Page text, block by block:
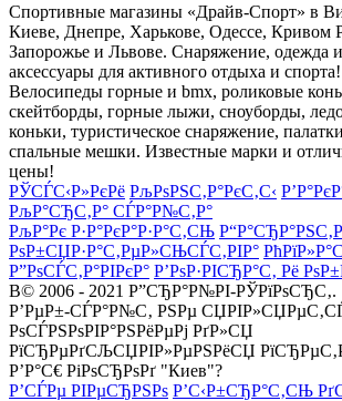
Спортивные магазины «Драйв-Спорт» в
Киеве, Днепре, Харькове, Одессе, Кривом
Запорожье и Львове. Снаряжение, одежда и
аксессуары для активного отдыха и спорта!
Велосипеды горные и bmx, роликовые
скейтборды, горные лыжи, сноуборды,
коньки, туристическое снаряжение,
спальные мешки. Известные марки и
цены!
РЎСЃС‹Р»РєРё РљРѕРЅС‚Р°РєС‚С‹
РљР°СЂС‚Р° СЃР°Р№С‚Р°
РљР°Рє Р·Р°РєР°Р·Р°С‚СЊ
РѕР±СЏР·Р°С‚РµР»СЊСЃС‚РІР°
Р”РѕСЃС‚Р°РІРєР° Р’РѕР·РІСЂР°С‚ Рё
В© 2006 - 2021 Р”СЂР°Р№РІ-РЎРїРѕСЂС‚.
Р’РµР±-СЃР°Р№С‚ РЅРµ
РѕСЃРЅРѕРІР°РЅРёРµРј РґР»СЏ
РїСЂРµРґСЉСЏРІР»РµРЅРёСЏ
Р’Р°С€ РіРѕСЂРѕРґ "Киев"?
Р’СЃРµ РІРµСЂРЅРѕ Р’С‹Р±СЂР°С‚СЊ